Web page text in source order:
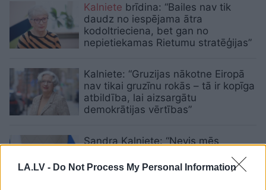
LA.LV - Do Not Process My Personal Information
Kalniete brīdina: “Bailes nav tik
daudz no iespējama ātra
kodoltrieciena, bet gan no
nepietiekamas Rietumu stratēģijas”
Kalniete: “Gruzijas nākotne Eiropā
nav tikai gruzīnu rokās – tā ir kopīga
atbildība, lai aizsargātu
demokrātijas vērtības”
Sandra Kalniete: “Nevis mēs
mēs vienmēr reaģējam uz kaut
kādu Putina gājienu”